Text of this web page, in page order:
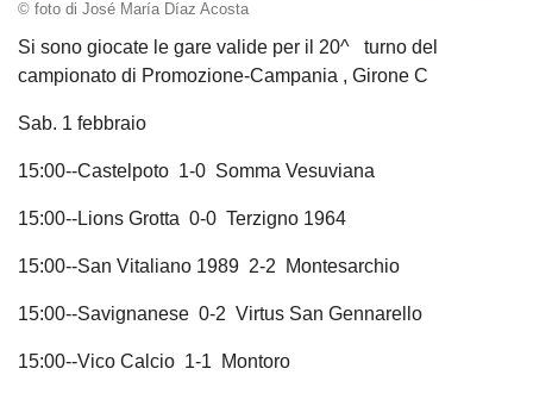
© foto di José María Díaz Acosta
Si sono giocate le gare valide per il 20^ turno del
campionato di Promozione-Campania , Girone C
Sab. 1 febbraio
15:00--Castelpoto 1-0 Somma Vesuviana
15:00--Lions Grotta 0-0 Terzigno 1964
15:00--San Vitaliano 1989 2-2 Montesarchio
15:00--Savignanese 0-2 Virtus San Gennarello
15:00--Vico Calcio 1-1 Montoro